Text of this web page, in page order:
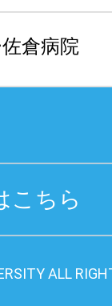
佐倉病院
こちら
ALL